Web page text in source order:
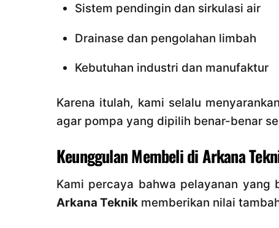
Sistem pendingin dan sirkulasi air
Drainase dan pengolahan limbah
Kebutuhan industri dan manufaktur
Karena itulah, kami selalu
agar pompa yang dipilih benar-benar
Keunggulan Membeli di Arkana
Kami percaya bahwa pelayanan
Arkana Teknik memberikan nilai